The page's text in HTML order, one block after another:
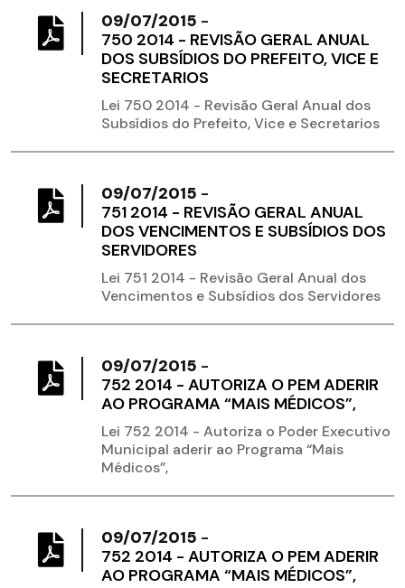
09/07/2015 -
750 2014 - REVISÃO GERAL ANUAL
DOS SUBSÍDIOS DO PREFEITO, VICE E
SECRETARIOS
Lei 750 2014 - Revisão Geral Anual dos
Subsídios do Prefeito, Vice e Secretarios
09/07/2015 -
751 2014 - REVISÃO GERAL ANUAL
DOS VENCIMENTOS E SUBSÍDIOS DOS
SERVIDORES
Lei 751 2014 - Revisão Geral Anual dos
Vencimentos e Subsídios dos Servidores
09/07/2015 -
752 2014 - AUTORIZA O PEM ADERIR
AO PROGRAMA “MAIS MÉDICOS”,
Lei 752 2014 - Autoriza o Poder Executivo
Municipal aderir ao Programa “Mais
Médicos”,
09/07/2015 -
752 2014 - AUTORIZA O PEM ADERIR
AO PROGRAMA “MAIS MÉDICOS”,